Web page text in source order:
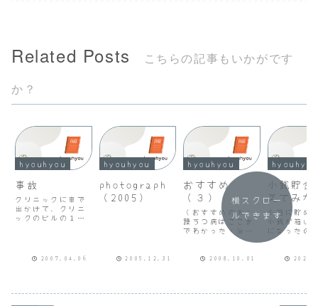
Related Posts
こちらの記事もいかがです
か？
hyouhyou
事故
クリニックに車で
出かけて、クリニ
ックのビルの１階
ースが全部満車で
仕方ないので隣の
クしました。する
2007.04.06
hyouhyou
photograph
（2005）
2005.12.31
hyouhyou
おすすめ
（３）
（おすすめの本）
躁うつ病はここま
でわかった・治療
法がしっかり、症
うつ病とつきあ
りやすい 「う
2008.10.01
小銭貯
えてみた
小箱に貯め
小銭が箱い
になったの
てみました
50円76枚
ATMなら
横スクロー
ルできます